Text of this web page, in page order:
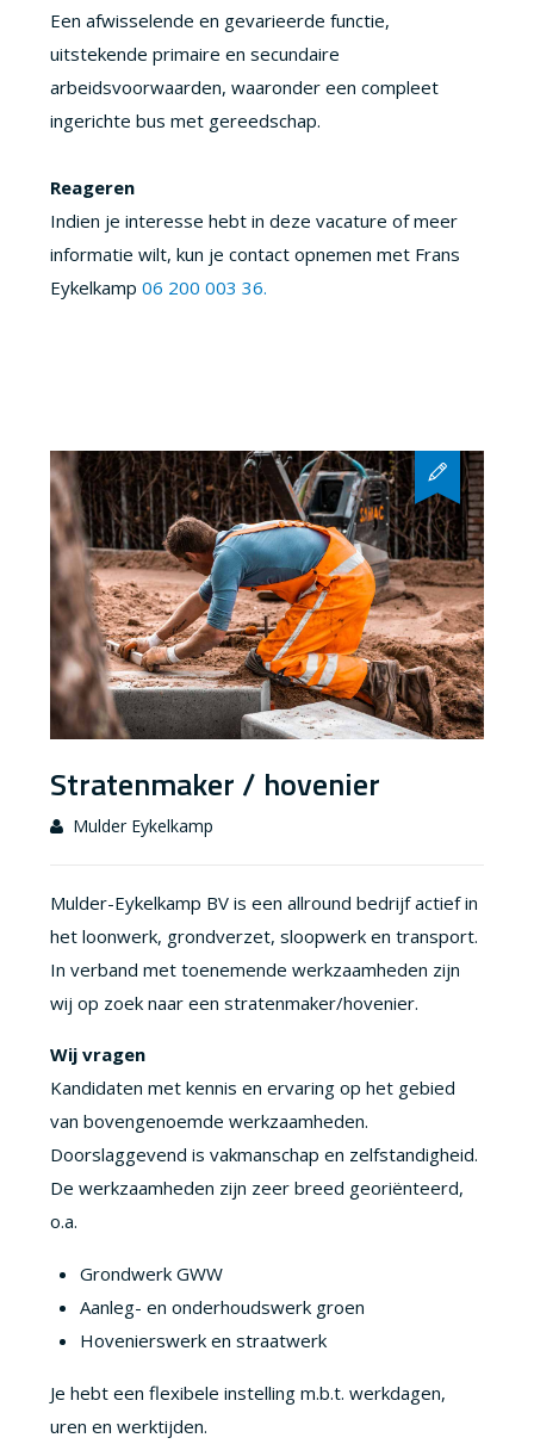
Een afwisselende en gevarieerde functie,
uitstekende primaire en secundaire
arbeidsvoorwaarden, waaronder een compleet
ingerichte bus met gereedschap.
Reageren
Indien je interesse hebt in deze vacature of meer
informatie wilt, kun je contact opnemen met Frans
Eykelkamp 06 200 003 36.
Stratenmaker / hovenier
Mulder Eykelkamp
Mulder-Eykelkamp BV is een allround bedrijf actief in
het loonwerk, grondverzet, sloopwerk en transport.
In verband met toenemende werkzaamheden zijn
wij op zoek naar een stratenmaker/hovenier.
Wij vragen
Kandidaten met kennis en ervaring op het gebied
van bovengenoemde werkzaamheden.
Doorslaggevend is vakmanschap en zelfstandigheid.
De werkzaamheden zijn zeer breed georiënteerd,
o.a.
Grondwerk GWW
Aanleg- en onderhoudswerk groen
Hovenierswerk en straatwerk
Je hebt een flexibele instelling m.b.t. werkdagen,
uren en werktijden.